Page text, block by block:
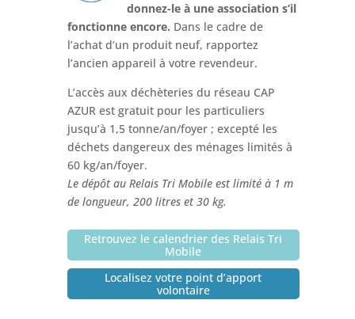
donnez-le à une association s’il
fonctionne encore. Dans le cadre de
l’achat d’un produit neuf, rapportez
l’ancien appareil à votre revendeur.
L’accès aux déchèteries du réseau CAP
AZUR est gratuit pour les particuliers
jusqu’à 1,5 tonne/an/foyer ; excepté les
déchets dangereux des ménages limités à
60 kg/an/foyer.
Le dépôt au Relais Tri Mobile est limité à 1 m
de longueur, 200 litres et 30 kg.
Retrouvez le calendrier des Relais Tri
Mobile
Localisez votre point d’apport
volontaire